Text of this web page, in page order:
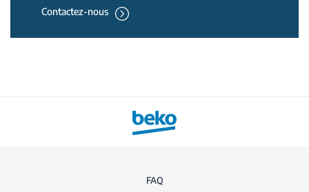
Contactez-nous
FAQ